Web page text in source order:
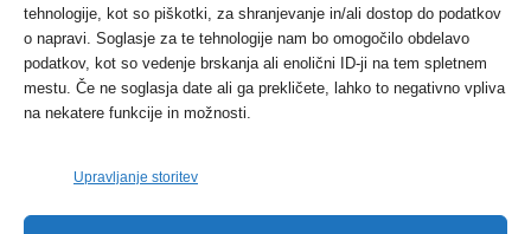
tehnologije, kot so piškotki, za shranjevanje in/ali dostop do podatkov
o napravi. Soglasje za te tehnologije nam bo omogočilo obdelavo
podatkov, kot so vedenje brskanja ali enolični ID-ji na tem spletnem
mestu. Če ne soglasja date ali ga prekličete, lahko to negativno vpliva
na nekatere funkcije in možnosti.
Upravljanje storitev
svetu pa vedno bolj...
Dogodki 12. maja, 2017
Tožilstvo v Celovcu v korist elektrarnam
Verbund
FOTO: Razstava cvetličarskega mojstra Andreja